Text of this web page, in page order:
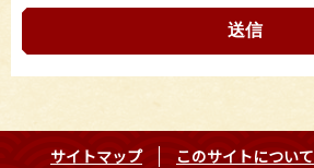
サイトマップ このサイトについて